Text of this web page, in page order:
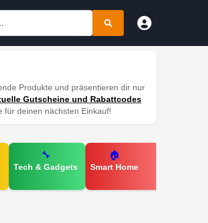
Produkte und präsentieren dir nur
Gutscheine und Rabattcodes
für deinen nächsten Einkauf!
🔧
Tech & Gadgets
🏠
Smart Home